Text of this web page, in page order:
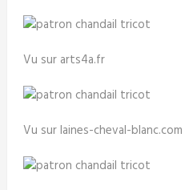
Vu sur arts4a.fr
Vu sur laines-cheval-blanc.com